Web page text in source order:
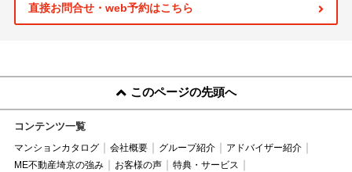
直接お問合せ・web予約はこちら
このページの先頭へ
コンテンツ一覧
マンションカタログ 会社概要 グループ紹介
アドバイザー紹介
ME不動産埼京の強み
お客様の声
特典・サービス